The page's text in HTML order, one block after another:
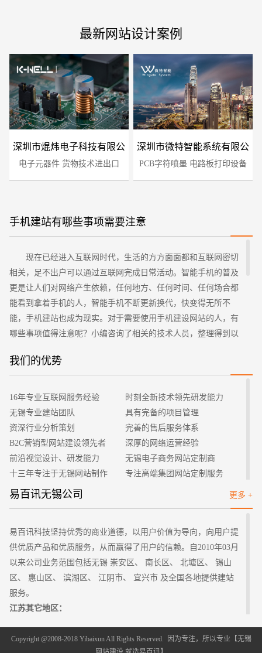
最新网站设计案例
深圳市焜炜电子科技有限公
司
电子元器件 货物技术进出口
深圳市微特智能系统有限公
司
PCB字符喷墨 电路板打印设备
手机建站有哪些事项需要注意
现在已经进入互联网时代，生活的方方面面都和互联网密切
相关，足不出户可以通过互联网完成日常活动。智能手机的普及
更是让人们对网络产生依赖，任何地方、任何时间、任何场合都
能看到拿着手机的人，智能手机不断更新换代，快变得无所不
能，手机建站也成为现实。对于需要使用手机建设网站的人，有
哪些事项值得注意呢？小编咨询了相关的技术人员，整理得到以
第一、网站设计尽量简洁方便浏览
量简洁，简化页面可以让读者一眼找到内容重点，增加读者的好
感度。相反，如果页面繁杂，显示内容太多会给读者造成较差的
体验，还会影响网站页面的加载速度和下载速度以及给读者带来
数据流量的多余损失。网站的内容最好不要放置太大的视频、图
片和信息，网站的浏览速度一定要得到保证，不宜过慢，现在人
们都崇尚快速的阅读和得到信息。
现在市面上的浏览器是可以处理大多数网站的，允许用户放
视力不同需要不同大小的页面来阅读。同时也为大家造成了不
便，过大过小的页面不能看清内容，须要调整。
第三、减少弹窗的使用
网站里的弹窗会给用户造成厌烦的情绪，不是必须的就不要
使用。弹窗出现会影响用户阅读的专注程度，很多网站的弹窗在
点击关闭时会跳转到弹窗内容的页面，返回过程还会造成当前页
以忠心建议避免使用弹窗。
我们的优势
16年专业互联网服务经验
无锡专业建站团队
资深行业分析策划
B2C营销型网站建设领先者
前沿视觉设计、研发能力
十三年专注于无锡网站制作
客户的满意是我们唯一的宗旨
时刻全新技术领先研发能力
具有完备的项目管理
完善的售后服务体系
深厚的网络运营经验
无锡电子商务网站定制商
专注高端集团网站定制服务
更多 +
易百讯无锡公司
易百讯科技坚持优秀的商业道德，以用户价值为导向，向用户提
供优质产品和优质服务，从而赢得了用户的信赖。自2010年03月
以来公司业务范围包括无锡 崇安区、 南长区、 北塘区、 锡山
区、 惠山区、 滨湖区、 江阴市、 宜兴市 及全国各地提供建站
服务。
江苏其它地区：
宿迁
Copyright @2008-2018 Yibaixun All Rights Reserved. 因为专注，所以专业【无锡
您的预算 1万-3万 3万-5万 5万-8万
招标项目